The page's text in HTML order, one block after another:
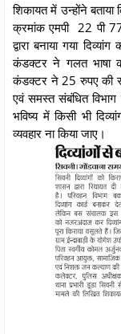
शिकायत में उन्होंने
क्रमांक एमपी 22 पी
द्वारा बनाया गया
कंडक्टर ने गलत भाषा
कंडक्टर ने 25 रुपए की
एवं समस्त संबंधित
भविष्य में किसी भी
व्यवहार ना किया जाए।